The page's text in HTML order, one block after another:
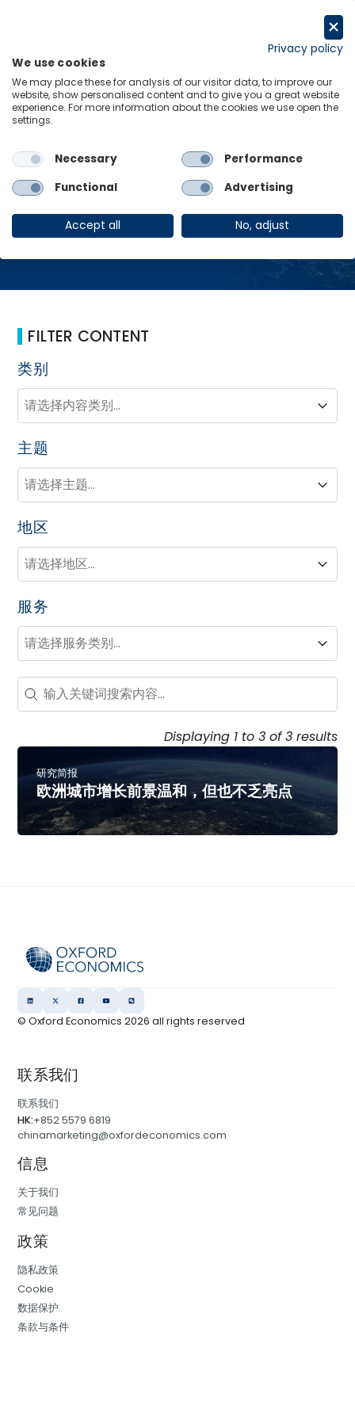
Menu Links
Home 2024
2024
FILTER CONTENT
类别
类别
类别
类别
主题
主题
主题
主题
地区
地区
地区
地区
服务
服务
服务
服务
Search - Resource Hub
Search content
Displaying 1 to 3 of 3 results
研究简报
欧洲城市增长前景温和，但也不乏亮点
© Oxford Economics2026 all rights reserved
联系我们
联系我们
HK:+852 5579 6819
chinamarketing@oxfordeconomics.com
信息
关于我们
常见问题
政策
隐私政策
Cookie
数据保护
条款与条件
Privacy policy
We use cookies
We may place these for analysis of our visitor data, to improve our
website, show personalised content and to give you a great website
experience. For more information about the cookies we use open the
settings.
Necessary
Performance
Functional
Advertising
Accept all No, adjust